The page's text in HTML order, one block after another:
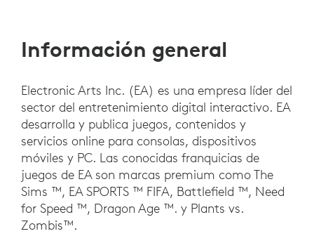
Información general
Electronic Arts Inc. (EA) es una empresa líder del
sector del entretenimiento digital interactivo. EA
desarrolla y publica juegos, contenidos y
servicios online para consolas, dispositivos
móviles y PC. Las conocidas franquicias de
juegos de EA son marcas premium como The
Sims ™, EA SPORTS ™ FIFA, Battlefield ™, Need
for Speed ™, Dragon Age ™. y Plants vs.
Zombis™.